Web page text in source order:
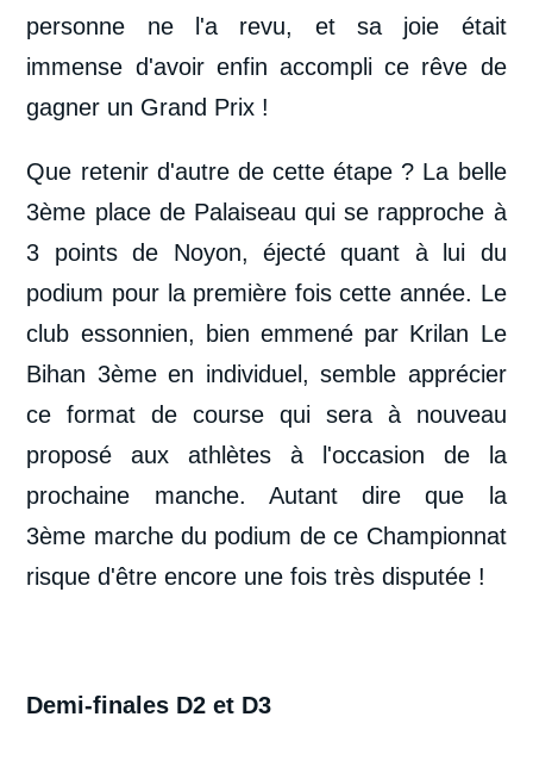
personne ne l'a revu, et sa joie était
immense d'avoir enfin accompli ce rêve de
gagner un Grand Prix !
Que retenir d'autre de cette étape ? La belle
3ème place de Palaiseau qui se rapproche à
3 points de Noyon, éjecté quant à lui du
podium pour la première fois cette année. Le
club essonnien, bien emmené par Krilan Le
Bihan 3ème en individuel, semble apprécier
ce format de course qui sera à nouveau
proposé aux athlètes à l'occasion de la
prochaine manche. Autant dire que la
3ème marche du podium de ce Championnat
risque d'être encore une fois très disputée !
Demi-finales D2 et D3